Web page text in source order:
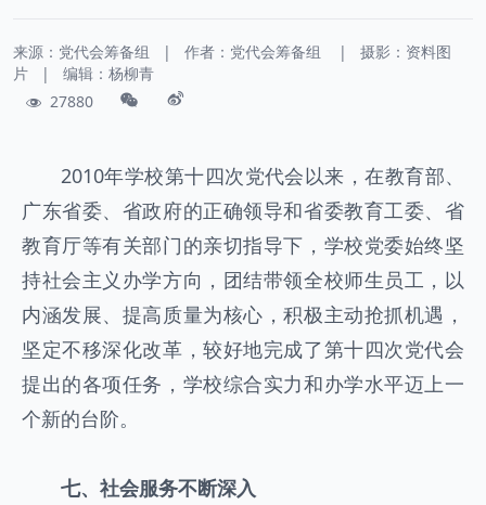
来源：党代会筹备组 | 作者： 党代会筹备组 | 摄影： 资料图
片
|
编辑：杨柳青
27880
2010年学校第十四次党代会以来，在教育部、
广东省委、省政府的正确领导和省委教育工委、省
教育厅等有关部门的亲切指导下，学校党委始终坚
持社会主义办学方向，团结带领全校师生员工，以
内涵发展、提高质量为核心，积极主动抢抓机遇，
坚定不移深化改革，较好地完成了第十四次党代会
提出的各项任务，学校综合实力和办学水平迈上一
个新的台阶。
七、社会服务不断深入